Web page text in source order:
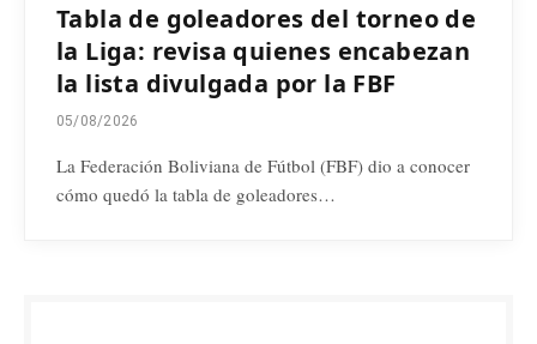
Tabla de goleadores del torneo de
la Liga: revisa quienes encabezan
la lista divulgada por la FBF
05/08/2026
La Federación Boliviana de Fútbol (FBF) dio a conocer
cómo quedó la tabla de goleadores…